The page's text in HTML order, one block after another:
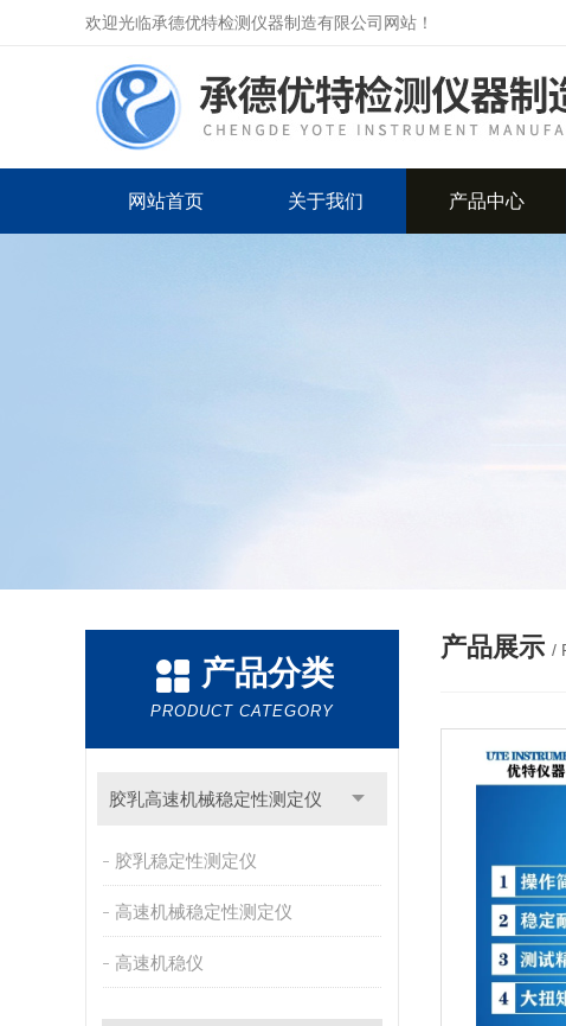
欢迎光临承德优特检测仪器制造有限公司网站！
网站首页 关于我们 产品中心
产品分类
PRODUCT CATEGORY
胶乳高速机械稳定性测定仪
胶乳稳定性测定仪
高速机械稳定性测定仪
高速机稳仪
产品展示 /